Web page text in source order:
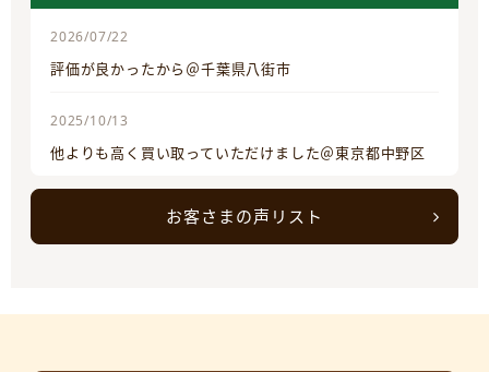
2026/07/22
評価が良かったから＠千葉県八街市
2025/10/13
他よりも高く買い取っていただけました＠東京都中野区
お客さまの声リスト